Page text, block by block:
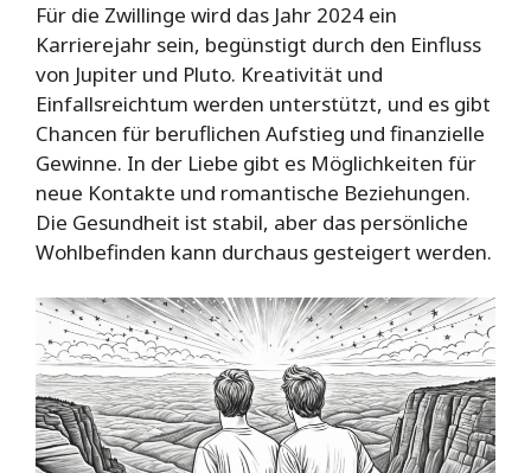
Für die Zwillinge wird das Jahr 2024 ein
Karrierejahr sein, begünstigt durch den Einfluss
von Jupiter und Pluto. Kreativität und
Einfallsreichtum werden unterstützt, und es gibt
Chancen für beruflichen Aufstieg und finanzielle
Gewinne. In der Liebe gibt es Möglichkeiten für
neue Kontakte und romantische Beziehungen.
Die Gesundheit ist stabil, aber das persönliche
Wohlbefinden kann durchaus gesteigert werden.